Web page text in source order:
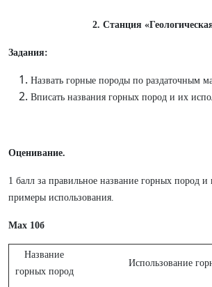
2. Станция
Задания:
Назвать горные породы по раздаточным
Вписать названия горных пород и их
Оценивание.
1 балл за правильное название горных пород и
примеры использования.
Мах 10б
Название
горных пород
Использование